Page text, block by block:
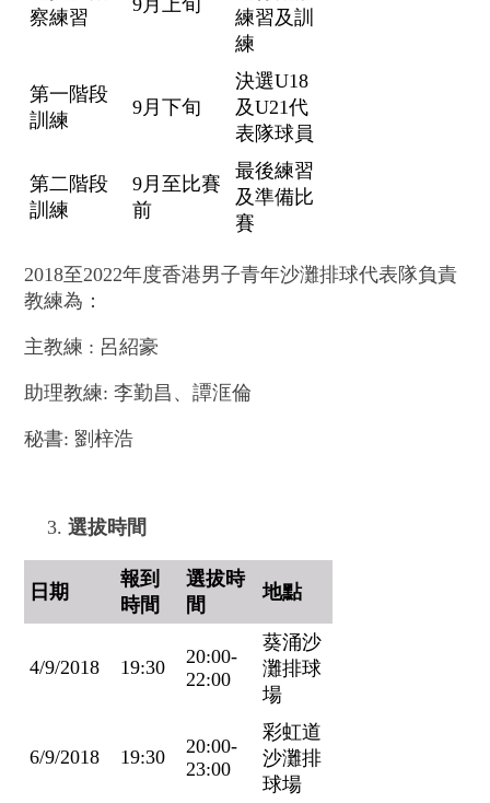
察練習
練習及訓
練
第一階段
訓練
9月下旬
決選U18
及U21代
表隊球員
第二階段
訓練
9月至比賽
前
最後練習
及準備比
賽
2018至2022年度香港男子青年沙灘排球代表隊負責
教練為：
主教練 : 呂紹豪
助理教練: 李勤昌、譚洭倫
秘書: 劉梓浩
選拔時間
日期
報到
時間
選拔時
間
地點
4/9/2018 19:30
20:00-
22:00
葵涌沙
灘排球
場
6/9/2018 19:30
20:00-
23:00
彩虹道
沙灘排
球場